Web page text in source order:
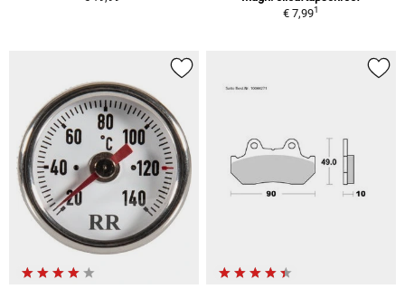
€ 7,991